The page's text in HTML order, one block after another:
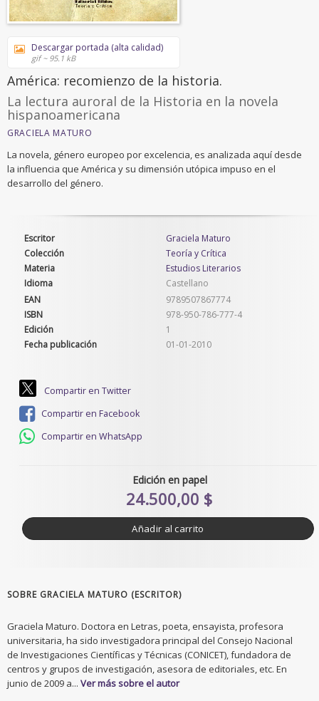
Descargar portada (alta calidad)
gif ~ 95.1 kB
América: recomienzo de la historia.
La lectura auroral de la Historia en la novela
hispanoamericana
GRACIELA MATURO
La novela, género europeo por excelencia, es analizada aquí desde
la influencia que América y su dimensión utópica impuso en el
desarrollo del género.
Escritor
Graciela Maturo
Colección
Teoría y Crítica
Materia
Estudios Literarios
Idioma
Castellano
EAN
9789507867774
ISBN
978-950-786-777-4
Edición
1
Fecha publicación
01-01-2010
Compartir en Twitter
Compartir en Facebook
Compartir en WhatsApp
Edición en papel
24.500,00 $
Añadir al carrito
SOBRE GRACIELA MATURO (ESCRITOR)
Graciela Maturo. Doctora en Letras, poeta, ensayista, profesora
universitaria, ha sido investigadora principal del Consejo Nacional
de Investigaciones Científicas y Técnicas (CONICET), fundadora de
centros y grupos de investigación, asesora de editoriales, etc. En
junio de 2009 a... Ver más sobre el autor